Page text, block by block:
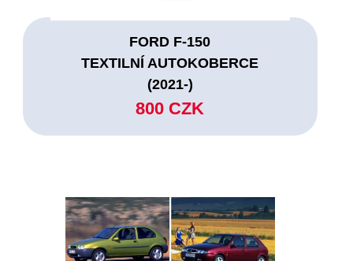
FORD F-150
TEXTILNÍ AUTOKOBERCE
(2021-)
800 CZK